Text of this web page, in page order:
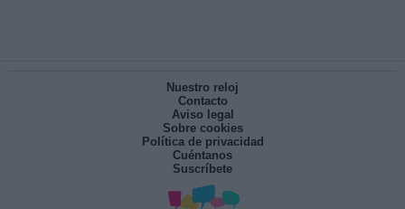
Nuestro reloj
Contacto
Aviso legal
Sobre cookies
Política de privacidad
Cuéntanos
Suscríbete